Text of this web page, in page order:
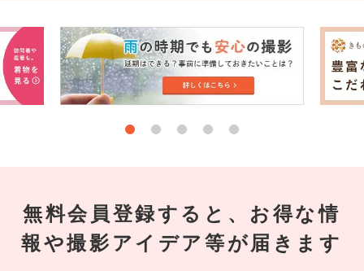
無料会員登録すると、お得な情
報や撮影アイデア等が届きます